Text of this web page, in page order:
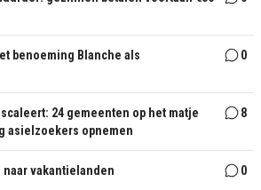
benoeming Blanche als
0
24 gemeenten op het matje
asielzoekers opnemen
8
vakantielanden 0